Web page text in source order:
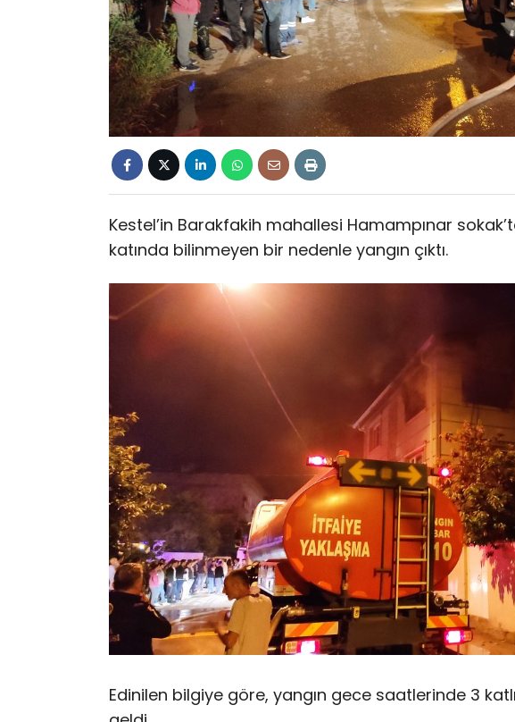
Kestel’in Barakfakih mahallesi Hamampınar
katında bilinmeyen bir nedenle yangın çıktı.
Edinilen bilgiye göre, yangın gece saatlerinde 3